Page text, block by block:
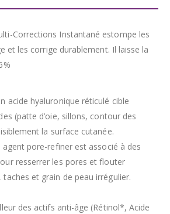
Corrections Instantané estompe les
et les corrige durablement. Il laisse la
acide hyaluronique réticulé cible
(patte d’oie, sillons, contour des
la surface cutanée.
pore-refiner est associé à des
resserrer les pores et flouter
et grain de peau irrégulier.
des actifs anti-âge (Rétinol*, Acide